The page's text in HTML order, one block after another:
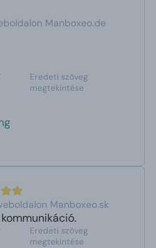
Manboxeo.de
Eredeti szöveg
megtekintése
Manboxeo.sk
Eredeti szöveg
megtekintése